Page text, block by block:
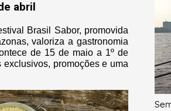
abril
Brasil Sabor, promovida
valoriza a gastronomia
de 15 de maio a 1º de
promoções e uma